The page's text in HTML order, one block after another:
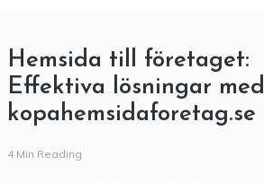
Hemsida till företaget:
Effektiva lösningar med
kopahemsidaforetag.se
4 Min Reading